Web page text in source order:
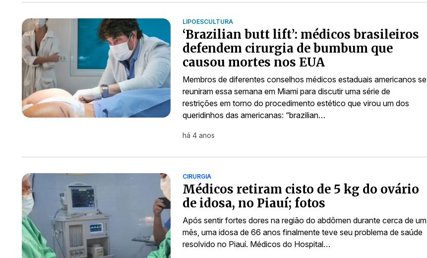
LIPOESCULTURA
‘Brazilian butt lift’: médicos brasileiros
defendem cirurgia de bumbum que
causou mortes nos EUA
Membros de diferentes conselhos médicos estaduais americanos se
reuniram essa semana em Miami para discutir uma série de
restrições em torno do procedimento estético que virou um dos
queridinhos das americanas: “brazilian…
há 4 anos
CIRURGIA
Médicos retiram cisto de 5 kg do ovário
de idosa, no Piauí; fotos
Após sentir fortes dores na região do abdômen durante cerca de um
mês, uma idosa de 66 anos finalmente teve seu problema de saúde
resolvido no Piauí. Médicos do Hospital…